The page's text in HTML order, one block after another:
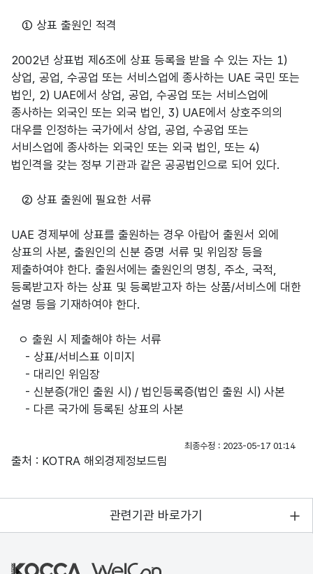
① 상표 출원인 적격
2002년 상표법 제6조에 상표 등록을 받을 수 있는 자는 1)
상업, 공업, 수공업 또는 서비스업에 종사하는 UAE 국민 또는
법인, 2) UAE에서 상업, 공업, 수공업 또는 서비스업에
종사하는 외국인 또는 외국 법인, 3) UAE에서 상호주의의
대우를 인정하는 국가에서 상업, 공업, 수공업 또는
서비스업에 종사하는 외국인 또는 외국 법인, 또는 4)
법인격을 갖는 정부 기관과 같은 공공법인으로 되어 있다.
② 상표 출원에 필요한 서류
UAE 경제부에 상표를 출원하는 경우 아랍어 출원서 외에
상표의 사본, 출원인의 신분 증명 서류 및 위임장 등을
제출하여야 한다. 출원서에는 출원인의 명칭, 주소, 국적,
등록받고자 하는 상표 및 등록받고자 하는 상품/서비스에 대한
설명 등을 기재하여야 한다.
ㅇ 출원 시 제출해야 하는 서류
- 상표/서비스표 이미지
- 대리인 위임장
- 신분증(개인 출원 시) / 법인등록증(법인 출원 시) 사본
- 다른 국가에 등록된 상표의 사본
최종수정 : 2023-05-17 01:14
출처 : KOTRA 해외경제정보드림
관련기관 바로가기